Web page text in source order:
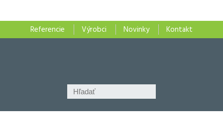
Referencie Výrobci Novinky Kontakt